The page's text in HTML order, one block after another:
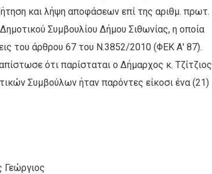
και λήψη αποφάσεων επί της αριθμ. πρωτ.
Συμβουλίου Δήμου Σιθωνίας, η οποία
του άρθρου 67 του Ν.3852/2010 (ΦΕΚ Α' 87).
ότι παρίσταται ο Δήμαρχος κ. Τζίτζιος
Συμβούλων ήταν παρόντες είκοσι ένα (21)